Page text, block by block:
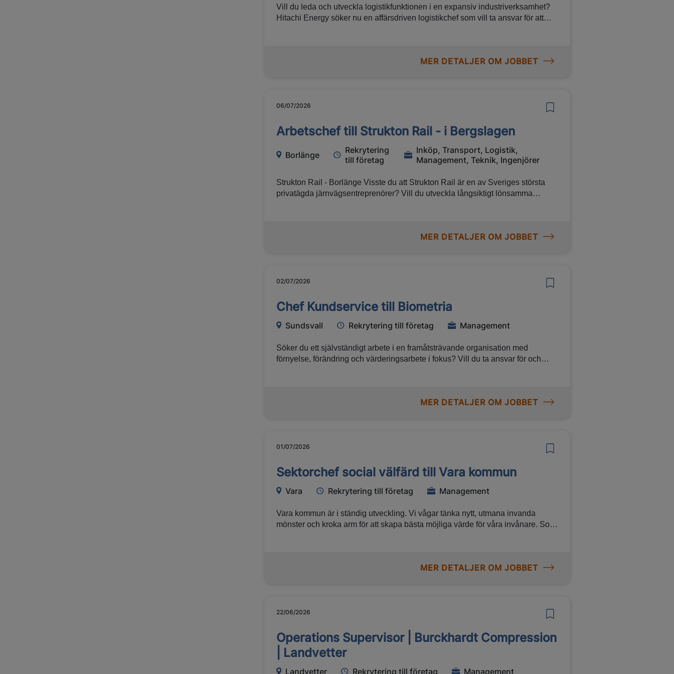
Vill du leda och utveckla logistikfunktionen i en expansiv industriverksamhet?
Hitachi Energy söker nu en affärsdriven logistikchef som vill ta ansvar för att
MER DETALJER OM JOBBET
06/07/2026
Arbetschef till Strukton Rail - i Bergslagen
Borlänge
Rekrytering
till företag
Inköp, Transport, Logistik,
Management, Teknik, Ingenjörer
Strukton Rail - Borlänge Visste du att Strukton Rail är en av Sveriges största
privatägda järnvägsentreprenörer? Vill du utveckla långsiktigt lönsamma
MER DETALJER OM JOBBET
02/07/2026
Chef Kundservice till Biometria
Sundsvall Rekrytering till företag Management
Söker du ett självständigt arbete i en framåtsträvande organisation med
förnyelse, förändring och värderingsarbete i fokus? Vill du ta ansvar för och
MER DETALJER OM JOBBET
01/07/2026
Sektorchef social välfärd till Vara kommun
Vara Rekrytering till företag Management
Vara kommun är i ständig utveckling. Vi vågar tänka nytt, utmana invanda
mönster och kroka arm för att skapa bästa möjliga värde för våra invånare. Som
MER DETALJER OM JOBBET
22/06/2026
Operations Supervisor | Burckhardt Compression
| Landvetter
Landvetter Rekrytering till företag Management